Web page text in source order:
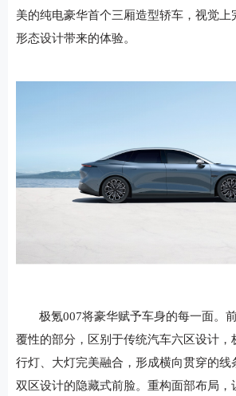
美的纯电豪华首个三厢造型轿车，视觉上
形态设计带来的体验。
极氪007将豪华赋予车身的每一面。
覆性的部分，区别于传统汽车六区设计，
行灯、大灯完美融合，形成横向贯穿的线
双区设计的隐藏式前脸。重构面部布局，